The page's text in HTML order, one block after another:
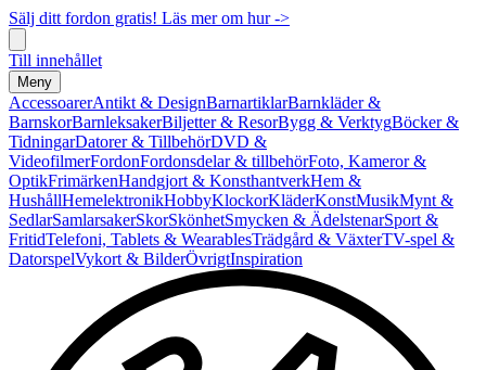
Sälj ditt fordon gratis! Läs mer om hur ->
Till innehållet
Meny
AccessoarerAntikt & DesignBarnartiklarBarnkläder &
BarnskorBarnleksakerBiljetter & ResorBygg & VerktygBöcker &
TidningarDatorer & TillbehörDVD &
VideofilmerFordonFordonsdelar & tillbehörFoto, Kameror &
OptikFrimärkenHandgjort & KonsthantverkHem &
HushållHemelektronikHobbyKlockorKläderKonstMusikMynt &
SedlarSamlarsakerSkorSkönhetSmycken & ÄdelstenarSport &
FritidTelefoni, Tablets & WearablesTrädgård & VäxterTV-spel &
DatorspelVykort & BilderÖvrigtInspiration